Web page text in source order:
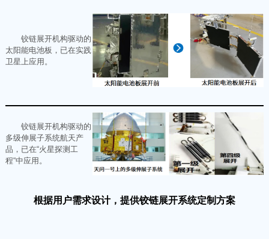
铰链展开机构驱动的
太阳能电池板，已在实践
卫星上应用。
铰链展开机构驱动的
多级伸展子系统航天产
品，已在“火星探测工
程“中应用。
根据用户需求设计，提供铰链展开系统定制方案